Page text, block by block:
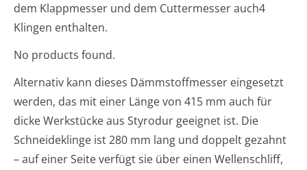
dem Klappmesser und dem Cuttermesser auch4
Klingen enthalten.
No products found.
Alternativ kann dieses Dämmstoffmesser eingesetzt
werden, das mit einer Länge von 415 mm auch für
dicke Werkstücke aus Styrodur geeignet ist. Die
Schneideklinge ist 280 mm lang und doppelt gezahnt
– auf einer Seite verfügt sie über einen Wellenschliff,